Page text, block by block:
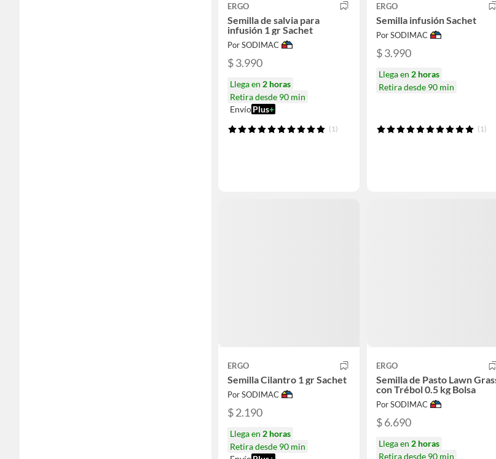
ERGO
Semilla de salvia para
infusión 1 gr Sachet
Por SODIMAC
$ 3.990
Llega en 2 horas
Retira desde 90 min
EnvíoPlus+
(1)
ERGO
Semilla infusión Sachet
Por SODIMAC
$ 3.990
Llega en 2 horas
Retira desde 90 min
(1)
ERGO
Semilla Cilantro 1 gr Sachet
Por SODIMAC
$ 2.190
Llega en 2 horas
Retira desde 90 min
ERGO
Semilla de Pasto Lawn
con Trébol 0.5 kg Bolsa
Por SODIMAC
$ 6.690
Llega en 2 horas
Retira desde 90 min